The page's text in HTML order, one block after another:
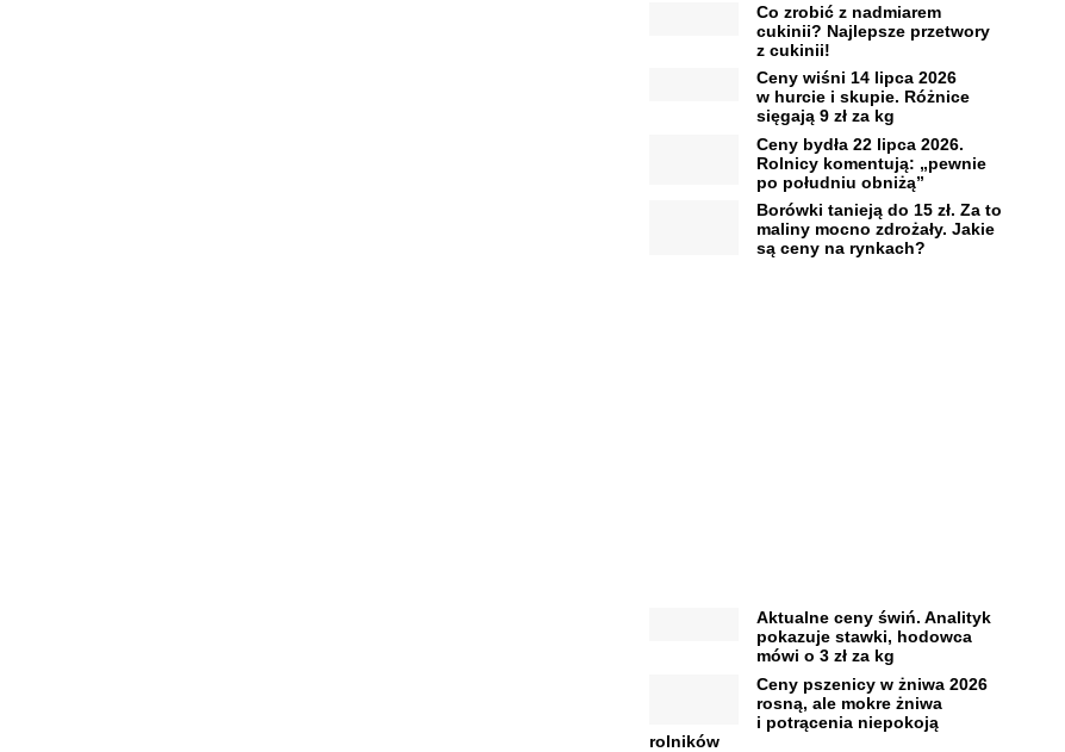
Co zrobić z nadmiarem
cukinii? Najlepsze przetwory
z cukinii!
Ceny wiśni 14 lipca 2026
w hurcie i skupie. Różnice
sięgają 9 zł za kg
Ceny bydła 22 lipca 2026.
Rolnicy komentują: „pewnie
po południu obniżą”
Borówki tanieją do 15 zł. Za to
maliny mocno zdrożały. Jakie
są ceny na rynkach?
Aktualne ceny świń. Analityk
pokazuje stawki, hodowca
mówi o 3 zł za kg
Ceny pszenicy w żniwa 2026
rosną, ale mokre żniwa
i potrącenia niepokoją
rolników